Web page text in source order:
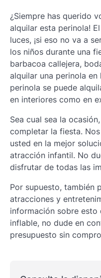
¿Siempre has querido
alquilar esta perinola!
luces, ¡si eso no va a
los niños durante una
barbacoa callejera,
alquilar una perinola en
perinola se puede
en interiores como en
Sea cual sea la
completar la fiesta.
usted en la mejor
atracción infantil. No
disfrutar de todas las
Por supuesto, también
atracciones y
información sobre esto
inflable, no dude en
presupuesto sin